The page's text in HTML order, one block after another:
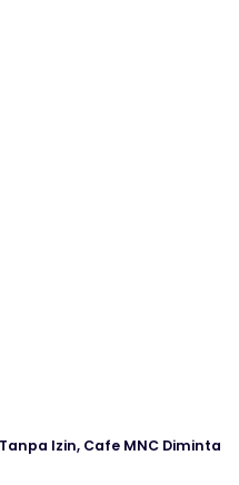
Izin, Cafe MNC Diminta